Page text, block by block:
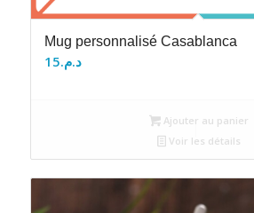
Mug personnalisé Casablanca
د.م.15
Ajouter au panier
Voir les détails